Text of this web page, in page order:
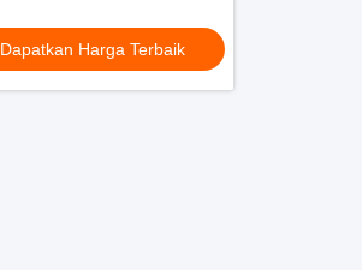
Dapatkan Harga Terbaik